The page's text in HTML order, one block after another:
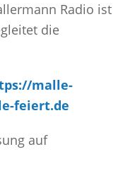
Radio ist
die
malle-
feiert.de
auf